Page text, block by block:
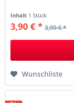
Inhalt 1 Stück
3,90 € * 3,99 € *
Wunschliste